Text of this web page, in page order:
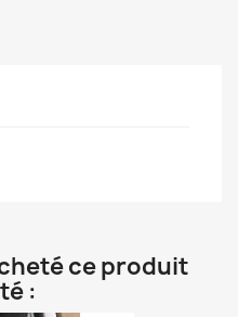
ce produit
: